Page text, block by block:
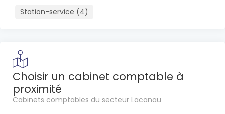
Station-service (4)
Choisir un cabinet comptable à
proximité
Cabinets comptables du secteur Lacanau